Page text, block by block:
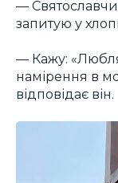
—
запитую у
— Кажу:
намірення в
відповідає він.